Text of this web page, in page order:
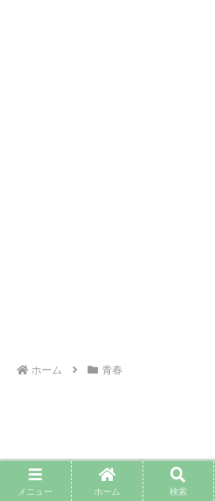
ホーム 青春
PAGE TOP
メニュー ホーム 検索